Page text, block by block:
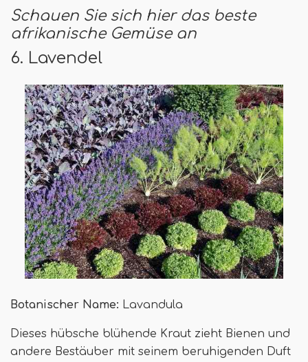
Schauen Sie sich hier das beste
afrikanische Gemüse an
6. Lavendel
Botanischer Name: Lavandula
Dieses hübsche blühende Kraut zieht Bienen und
andere Bestäuber mit seinem beruhigenden Duft